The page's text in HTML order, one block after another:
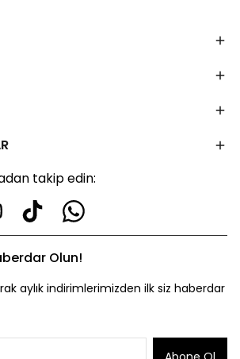
takip edin:
Olun!
aylık indirimlerimizden ilk siz haberdar